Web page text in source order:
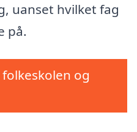
uanset hvilket fag
på.
og